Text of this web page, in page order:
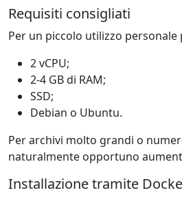
Requisiti consigliati
Per un piccolo utilizzo personale
2 vCPU;
2-4 GB di RAM;
SSD;
Debian o Ubuntu.
Per archivi molto grandi o
naturalmente opportuno
Installazione tramite